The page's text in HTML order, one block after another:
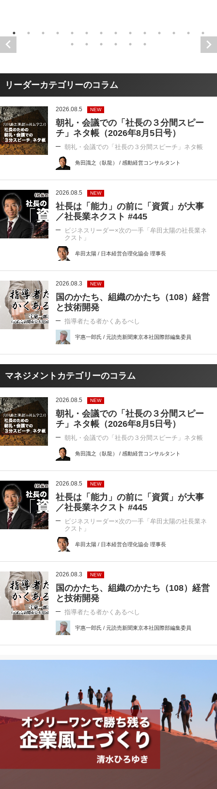
リーダーカテゴリーのコラム
2026.08.5 NEW
朝礼・会議での「社長の３分間スピー
チ」ネタ帳（2026年8月5日号）
朝礼・会議での「社長の３分間スピーチ」ネタ帳
角田識之（臥龍） / 感動経営コンサルタント
2026.08.5 NEW
社長は「能力」の前に「資質」が大事
／社長業ネクスト #445
ビジネスリーダー×次の一手「牟田太陽の社長業ネ
クスト」
牟田太陽 / 日本経営合理化協会 理事長
2026.08.3 NEW
国のかたち、組織のかたち（108）経営
と技術開発
指導者たる者かくあるべし
宇惠一郎氏 / 元読売新聞東京本社国際部編集委員
マネジメントカテゴリーのコラム
2026.08.5 NEW
朝礼・会議での「社長の３分間スピー
チ」ネタ帳（2026年8月5日号）
朝礼・会議での「社長の３分間スピーチ」ネタ帳
角田識之（臥龍） / 感動経営コンサルタント
2026.08.5 NEW
社長は「能力」の前に「資質」が大事
／社長業ネクスト #445
ビジネスリーダー×次の一手「牟田太陽の社長業ネ
クスト」
牟田太陽 / 日本経営合理化協会 理事長
2026.08.3 NEW
国のかたち、組織のかたち（108）経営
と技術開発
指導者たる者かくあるべし
宇惠一郎氏 / 元読売新聞東京本社国際部編集委員